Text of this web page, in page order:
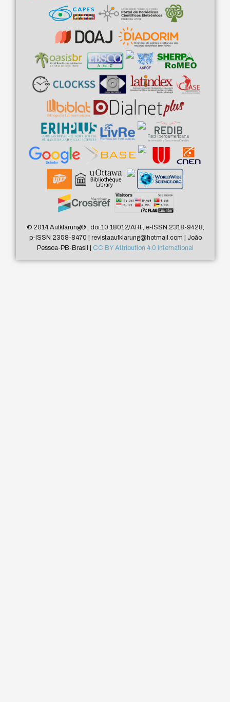
© 2014 Aufklärung®, doi:10.18012/ARF, e-ISSN 2318-9428,
p-ISSN 2358-8470 | revistaaufklarung@hotmail.com | João
Pessoa-PB-Brasil | CC BY Attribution 4.0 International